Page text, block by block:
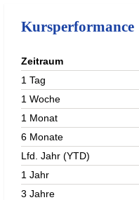
Kursperformance
Zeitraum
1 Tag
1 Woche
1 Monat
6 Monate
Lfd. Jahr (YTD)
1 Jahr
3 Jahre